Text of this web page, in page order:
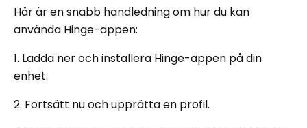
Här är en snabb handledning om hur du kan
använda Hinge-appen:
1. Ladda ner och installera Hinge-appen på din
enhet.
2. Fortsätt nu och upprätta en profil.